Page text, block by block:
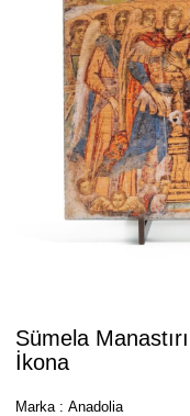
Sümela
İkona
Marka : Anadolia